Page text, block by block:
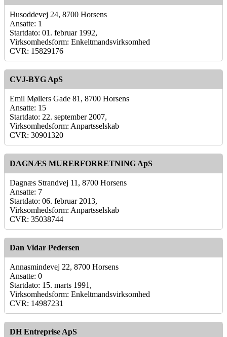
Husoddevej 24, 8700 Horsens
Ansatte: 1
Startdato: 01. februar 1992,
Virksomhedsform: Enkeltmandsvirksomhed
CVR: 15829176
CVJ-BYG ApS
Emil Møllers Gade 81, 8700 Horsens
Ansatte: 15
Startdato: 22. september 2007,
Virksomhedsform: Anpartsselskab
CVR: 30901320
DAGNÆS MURERFORRETNING ApS
Dagnæs Strandvej 11, 8700 Horsens
Ansatte: 7
Startdato: 06. februar 2013,
Virksomhedsform: Anpartsselskab
CVR: 35038744
Dan Vidar Pedersen
Annasmindevej 22, 8700 Horsens
Ansatte: 0
Startdato: 15. marts 1991,
Virksomhedsform: Enkeltmandsvirksomhed
CVR: 14987231
DH Entreprise ApS